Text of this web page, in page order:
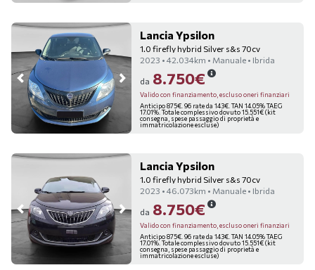
Lancia Ypsilon
1.0 firefly hybrid Silver s&s 70cv
2023 • 42.034km • Manuale • Ibrida
da 8.750€
Valido con finanziamento, escluso oneri finanziari
Anticipo 875€. 96 rate da 143€. TAN 14.05% TAEG
17.01%. Totale complessivo dovuto 15.551€ (kit
consegna, spese passaggio di proprietà e
immatricolazione escluse)
Lancia Ypsilon
1.0 firefly hybrid Silver s&s 70cv
2023 • 46.073km • Manuale • Ibrida
da 8.750€
Valido con finanziamento, escluso oneri finanziari
Anticipo 875€. 96 rate da 143€. TAN 14.05% TAEG
17.01%. Totale complessivo dovuto 15.551€ (kit
consegna, spese passaggio di proprietà e
immatricolazione escluse)